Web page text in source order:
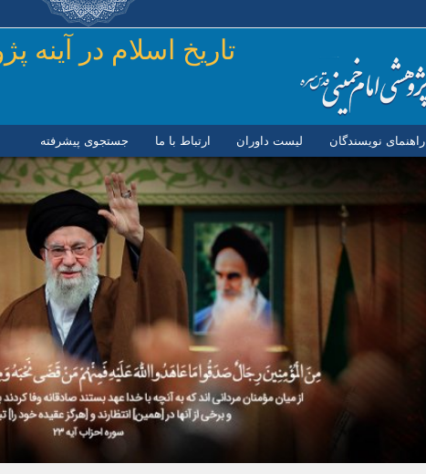
رفتن به محتوای اصلی
تاريخ اسلام در آينه
راهنمای نویسندگان لیست داوران ارتباط با ما جستجوی پیشرفته